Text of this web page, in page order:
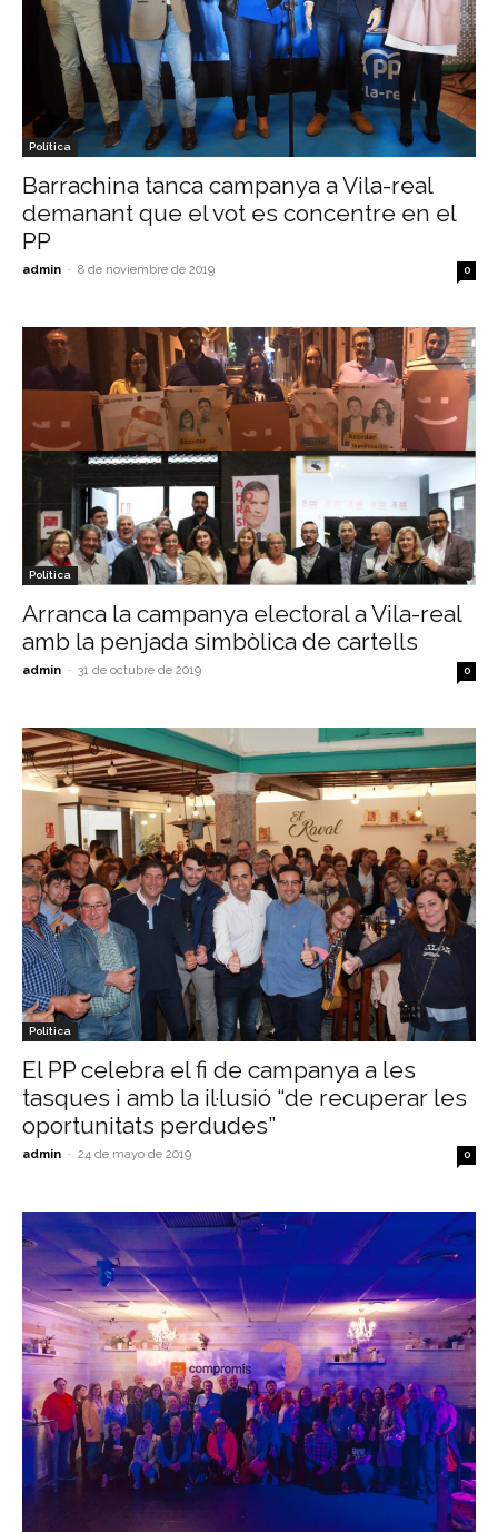
Política
Barrachina tanca campanya a Vila-real
demanant que el vot es concentre en el
PP
admin - 8 de noviembre de 2019 0
Política
Arranca la campanya electoral a Vila-real
amb la penjada simbòlica de cartells
admin - 31 de octubre de 2019 0
Política
El PP celebra el fi de campanya a les
tasques i amb la il·lusió “de recuperar les
oportunitats perdudes”
admin - 24 de mayo de 2019 0